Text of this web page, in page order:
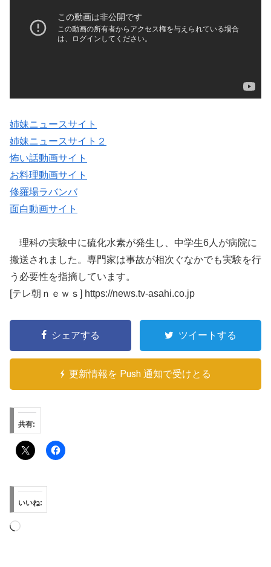
姉妹ニュースサイト
姉妹ニュースサイト２
怖い話動画サイト
お料理動画サイト
修羅場ラバンバ
面白動画サイト
理科の実験中に硫化水素が発生し、中学生6人が病院に
搬送されました。専門家は事故が相次ぐなかでも実験を行
う必要性を指摘しています。
[テレ朝ｎｅｗｓ] https://news.tv-asahi.co.jp
シェアする ツイートする
更新情報を Push 通知で受けとる
共有:
いいね:
読